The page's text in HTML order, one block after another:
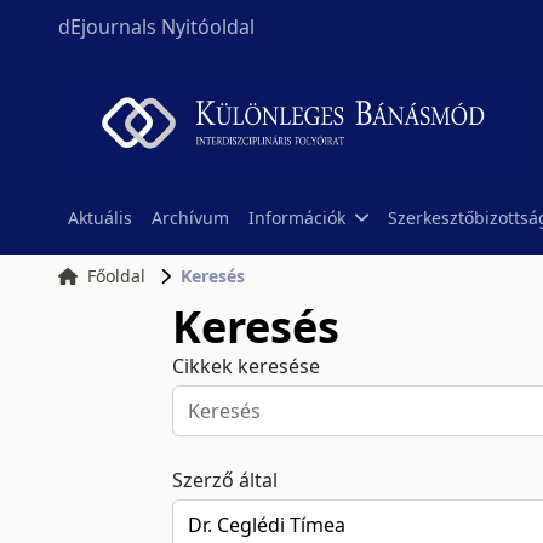
dEjournals Nyitóoldal
Aktuális Archívum Információk
Főoldal Keresés
Keresés
Cikkek keresése
Szerző által